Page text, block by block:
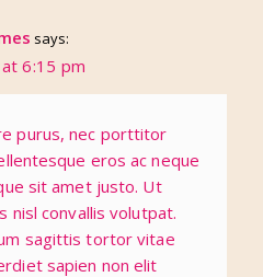
says:
6:15 pm
purus, nec porttitor
eros ac neque
sit amet justo. Ut
nisl convallis volutpat.
sagittis tortor vitae
sapien non elit